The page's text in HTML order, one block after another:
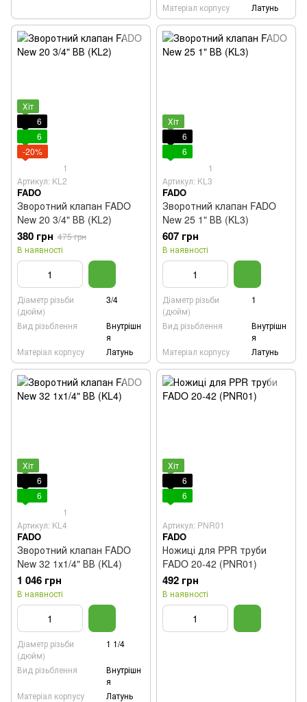
Матеріал корпусу
Латунь
Хіт
6
6
-20%
1
Артикул: KL2
FADO
Зворотний клапан FADO
New 20 3/4" ВВ (KL2)
380 грн 475 грн
В наявності
Діаметр різьби
(дюйм)
3/4
Вид різьблення
Внутрішн
я
Матеріал корпусу
Латунь
Хіт
6
6
1
Артикул: KL3
FADO
Зворотний клапан FADO
New 25 1" ВВ (KL3)
607 грн
В наявності
Діаметр різьби
(дюйм)
1
Вид різьблення
Внутрішн
я
Матеріал корпусу
Латунь
Хіт
6
6
1
Артикул: KL4
FADO
Зворотний клапан FADO
New 32 1х1/4" ВВ (KL4)
1 046 грн
В наявності
Діаметр різьби
(дюйм)
1 1/4
Вид різьблення
Внутрішн
я
Матеріал корпусу
Латунь
Хіт
6
6
Артикул: PNR01
FADO
Ножиці для PPR труби
FADO 20-42 (PNR01)
492 грн
В наявності